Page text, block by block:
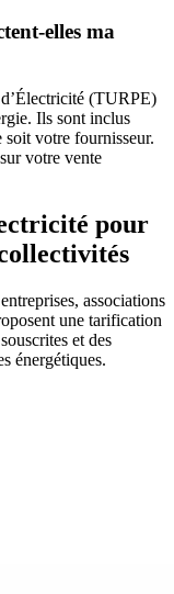
elles ma
(TURPE)
Ils sont inclus
soit votre fournisseur.
votre vente
pour
associations
une tarification
et des
énergétiques.